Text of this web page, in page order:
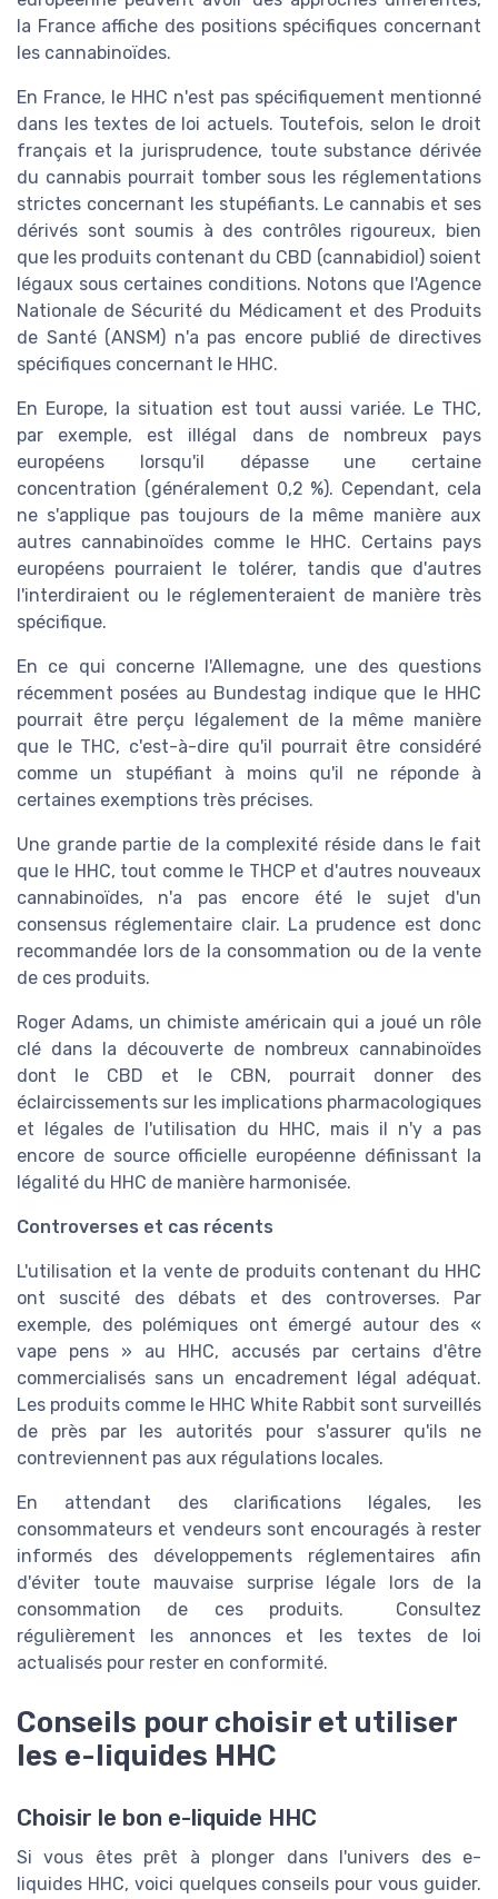
la France affiche des positions spécifiques concernant
les cannabinoïdes.
En France, le HHC n'est pas spécifiquement mentionné
dans les textes de loi actuels. Toutefois, selon le droit
français et la jurisprudence, toute substance dérivée
du cannabis pourrait tomber sous les réglementations
strictes concernant les stupéfiants. Le cannabis et ses
dérivés sont soumis à des contrôles rigoureux, bien
que les produits contenant du CBD (cannabidiol) soient
légaux sous certaines conditions. Notons que l'Agence
Nationale de Sécurité du Médicament et des Produits
de Santé (ANSM) n'a pas encore publié de directives
spécifiques concernant le HHC.
En Europe, la situation est tout aussi variée. Le THC,
par exemple, est illégal dans de nombreux pays
européens lorsqu'il dépasse une certaine
concentration (généralement 0,2 %). Cependant, cela
ne s'applique pas toujours de la même manière aux
autres cannabinoïdes comme le HHC. Certains pays
européens pourraient le tolérer, tandis que d'autres
l'interdiraient ou le réglementeraient de manière très
spécifique.
En ce qui concerne l'Allemagne, une des questions
récemment posées au Bundestag indique que le HHC
pourrait être perçu légalement de la même manière
que le THC, c'est-à-dire qu'il pourrait être considéré
comme un stupéfiant à moins qu'il ne réponde à
certaines exemptions très précises.
Une grande partie de la complexité réside dans le fait
que le HHC, tout comme le THCP et d'autres nouveaux
cannabinoïdes, n'a pas encore été le sujet d'un
consensus réglementaire clair. La prudence est donc
recommandée lors de la consommation ou de la vente
de ces produits.
Roger Adams, un chimiste américain qui a joué un rôle
clé dans la découverte de nombreux cannabinoïdes
dont le CBD et le CBN, pourrait donner des
éclaircissements sur les implications pharmacologiques
et légales de l'utilisation du HHC, mais il n'y a pas
encore de source officielle européenne définissant la
légalité du HHC de manière harmonisée.
Controverses et cas récents
L'utilisation et la vente de produits contenant du HHC
ont suscité des débats et des controverses. Par
exemple, des polémiques ont émergé autour des «
vape pens » au HHC, accusés par certains d'être
commercialisés sans un encadrement légal adéquat.
Les produits comme le HHC White Rabbit sont surveillés
de près par les autorités pour s'assurer qu'ils ne
contreviennent pas aux régulations locales.
En attendant des clarifications légales, les
consommateurs et vendeurs sont encouragés à rester
informés des développements réglementaires afin
d'éviter toute mauvaise surprise légale lors de la
consommation de ces produits. Consultez
régulièrement les annonces et les textes de loi
actualisés pour rester en conformité.
Conseils pour choisir et utiliser
les e-liquides HHC
Choisir le bon e-liquide HHC
Si vous êtes prêt à plonger dans l'univers des e-
liquides HHC, voici quelques conseils pour vous guider.